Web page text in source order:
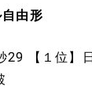
自由形
【１位】日